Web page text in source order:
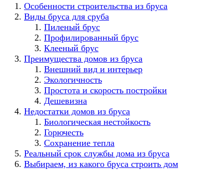
Особенности строительства из бруса
Виды бруса для сруба
Пиленый брус
Профилированный брус
Клееный брус
Преимущества домов из бруса
Внешний вид и интерьер
Экологичность
Простота и скорость постройки
Дешевизна
Недостатки домов из бруса
Биологическая нестойкость
Горючесть
Сохранение тепла
Реальный срок службы дома из бруса
Выбираем, из какого бруса строить дом